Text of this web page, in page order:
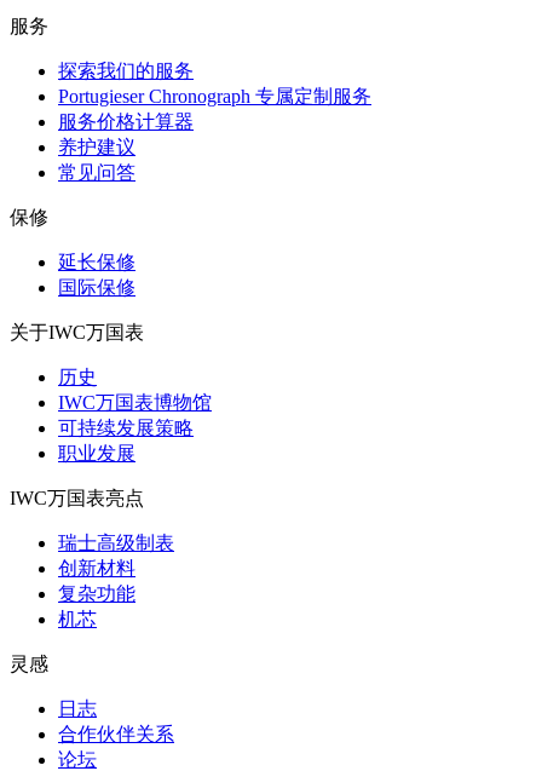
服务
探索我们的服务
Portugieser Chronograph 专属定制服务
服务价格计算器
养护建议
常见问答
保修
延长保修
国际保修
关于IWC万国表
历史
IWC万国表博物馆
可持续发展策略
职业发展
IWC万国表亮点
瑞士高级制表
创新材料
复杂功能
机芯
灵感
日志
合作伙伴关系
论坛